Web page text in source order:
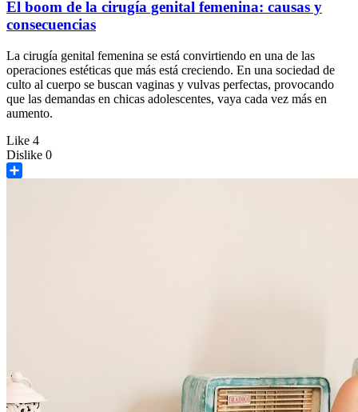
El boom de la cirugía genital femenina: causas y
consecuencias
La cirugía genital femenina se está convirtiendo en una de las
operaciones estéticas que más está creciendo. En una sociedad de
culto al cuerpo se buscan vaginas y vulvas perfectas, provocando
que las demandas en chicas adolescentes, vaya cada vez más en
aumento.
Like 4
Dislike 0